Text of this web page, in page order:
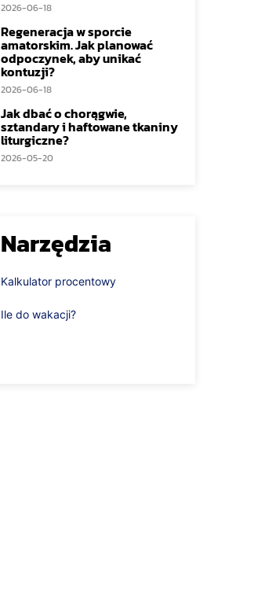
2026-06-18
Regeneracja w sporcie
amatorskim. Jak planować
odpoczynek, aby unikać
kontuzji?
2026-06-18
Jak dbać o chorągwie,
sztandary i haftowane tkaniny
liturgiczne?
2026-05-20
Narzędzia
Kalkulator procentowy
Ile do wakacji?